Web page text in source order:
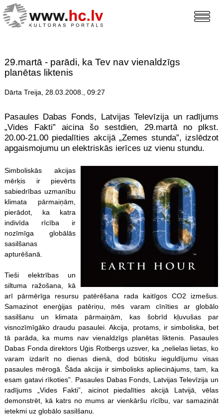
29.martā - parādi, ka Tev nav vienaldzīgs
planētas liktenis
Dārta Treija, 28.03.2008., 09:27
Pasaules Dabas Fonds, Latvijas Televīzija un radījums
„Vides Fakti” aicina šo sestdien, 29.martā no plkst.
20.00-21.00 piedalīties akcijā „Zemes stunda”, izslēdzot
apgaismojumu un elektriskās ierīces uz vienu stundu.
Simboliskās akcijas
mērķis ir pievērts
sabiedrības uzmanību
klimata pārmaiņām,
pierādot, ka katra
indivīda rīcība ir
nozīmīga globālās
sasilšanas
apturēšanā.
Tieši elektrības un
siltuma ražošana, kā
arī pārmērīga resursu patērēšana rada kaitīgos CO2 izmešus.
Samazinot enerģijas patēriņu, mēs varam cīnīties ar globālo
sasilšanu un klimata pārmaiņām, kas šobrīd kļuvušas par
visnozīmīgāko draudu pasaulei. Akcija, protams, ir simboliska, bet
tā parāda, ka mums nav vienaldzīgs planētas liktenis. Pasaules
Dabas Fonda direktors Uģis Rotbergs uzsver, ka „nelielas lietas, ko
varam izdarīt no dienas dienā, dod būtisku ieguldījumu visas
pasaules mērogā. Šāda akcija ir simbolisks apliecinājums, tam, ka
esam gatavi rīkoties”. Pasaules Dabas Fonds, Latvijas Televīzija un
radījums „Vides Fakti”, aicinot piedalīties akcijā Latvijā, vēlas
demonstrēt, kā katrs no mums ar vienkāršu rīcību, var samazināt
ietekmi uz globālo sasilšanu.